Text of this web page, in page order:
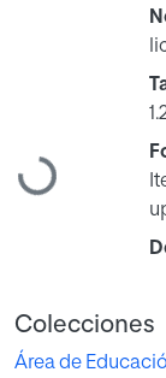
Cargando...
Colecciones
Área de